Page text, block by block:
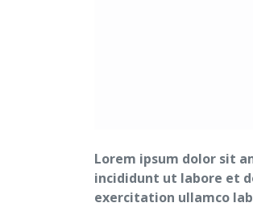
Lorem ipsum dolor sit
incididunt ut labore et
exercitation ullamco